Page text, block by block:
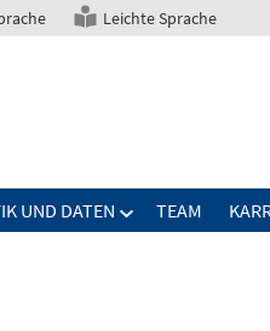
Leichte Sprache
UND DATEN TEAM